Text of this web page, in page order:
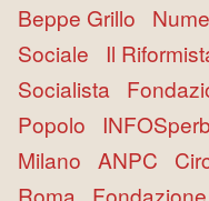
Beppe Grillo
Sociale Il
Socialista
Popolo
Milano ANPC
Roma